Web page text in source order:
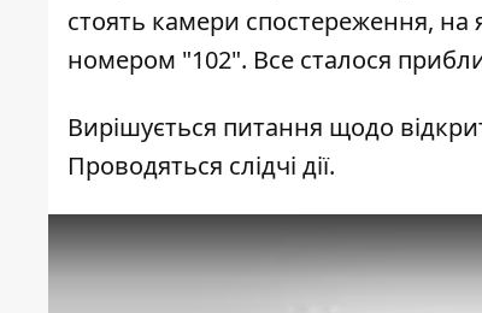
стоять камери спостереження, на
номером "102". Все сталося
Вирішується питання щодо
Проводяться слідчі дії.